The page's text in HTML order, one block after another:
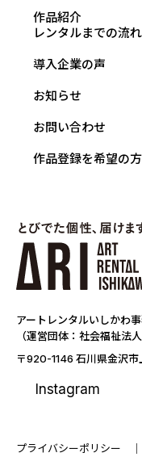
アートレンタルいしかわ
（運営団体：社会福祉法
〒920-1146 石川県金沢
Instagram
作品紹介
レンタルまでの流
導入企業の声
お知らせ
お問い合わせ
作品登録を希望の
プライバシーポリシー